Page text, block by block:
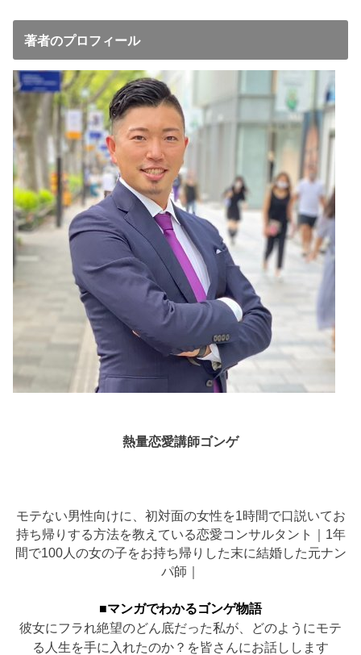
著者のプロフィール
熱量恋愛講師ゴンゲ
モテない男性向けに、初対面の女性を1時間で口説いてお
持ち帰りする方法を教えている恋愛コンサルタント｜1年
間で100人の女の子をお持ち帰りした末に結婚した元ナン
パ師｜
■マンガでわかるゴンゲ物語
彼女にフラれ絶望のどん底だった私が、どのようにモテ
る人生を手に入れたのか？を皆さんにお話しします